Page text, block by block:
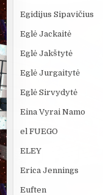
Egidijus Sipavičius
Eglė Jackaitė
Eglė Jakštytė
Eglė Jurgaitytė
Eglė Sirvydytė
Eina Vyrai Namo
el FUEGO
ELEY
Erica Jennings
Euften